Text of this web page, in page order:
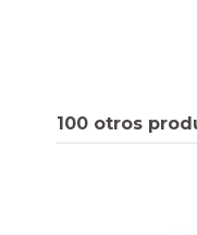
100 otros